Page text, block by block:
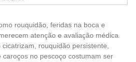
rouquidão, feridas na boca e
atenção e avaliação médica
rouquidão persistente,
no pescoço costumam ser